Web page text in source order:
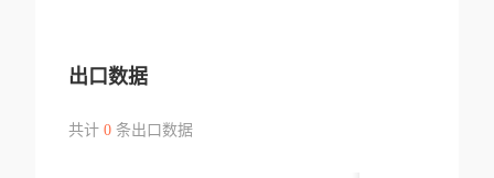
出口数据
共计 0条出口数据